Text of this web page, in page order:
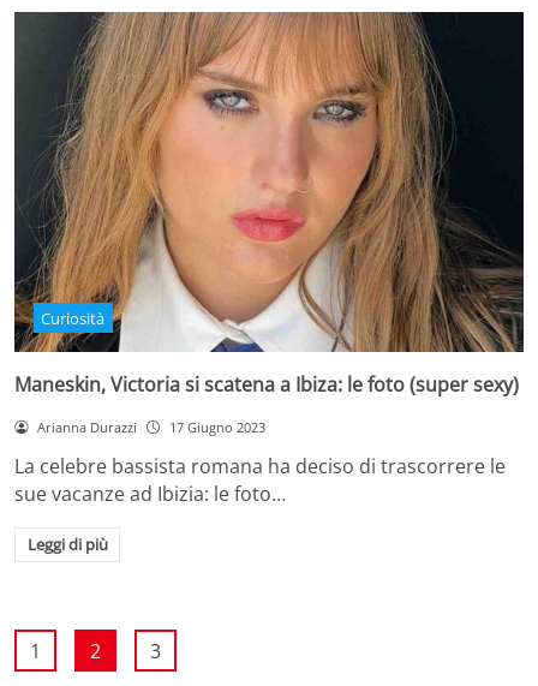
Curiosità
Maneskin, Victoria si scatena a Ibiza: le foto (super sexy)
Arianna Durazzi 17 Giugno 2023
La celebre bassista romana ha deciso di trascorrere le
sue vacanze ad Ibizia: le foto…
Leggi di più
1 2 3